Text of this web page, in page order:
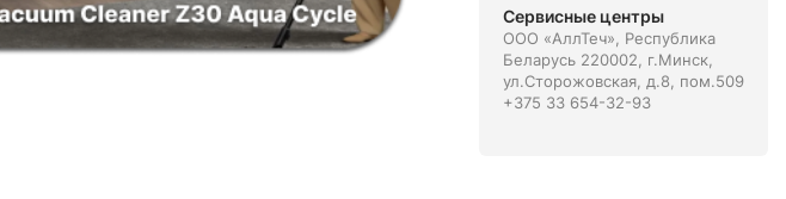
Сервисные центры
ООО «АллТеч», Республика
Беларусь 220002, г.Минск,
ул.Сторожовская, д.8, пом.509
+375 33 654-32-93